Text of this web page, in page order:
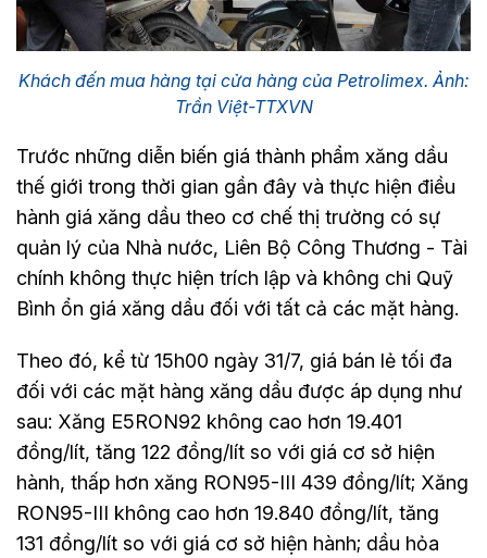
Khách đến mua hàng tại cửa hàng của Petrolimex. Ảnh:
Trần Việt-TTXVN
Trước những diễn biến giá thành phẩm xăng dầu
thế giới trong thời gian gần đây và thực hiện điều
hành giá xăng dầu theo cơ chế thị trường có sự
quản lý của Nhà nước, Liên Bộ Công Thương - Tài
chính không thực hiện trích lập và không chi Quỹ
Bình ổn giá xăng dầu đối với tất cả các mặt hàng.
Theo đó, kể từ 15h00 ngày 31/7, giá bán lẻ tối đa
đối với các mặt hàng xăng dầu được áp dụng như
sau: Xăng E5RON92 không cao hơn 19.401
đồng/lít, tăng 122 đồng/lít so với giá cơ sở hiện
hành, thấp hơn xăng RON95-III 439 đồng/lít; Xăng
RON95-III không cao hơn 19.840 đồng/lít, tăng
131 đồng/lít so với giá cơ sở hiện hành; dầu hỏa